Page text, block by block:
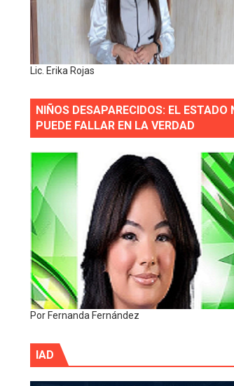
Lic. Erika Rojas
NIÑOS DESAPARECIDOS: EL ESTADO
PUEDE FALLAR EN LA VERDAD
Por Fernanda Fernández
IAD